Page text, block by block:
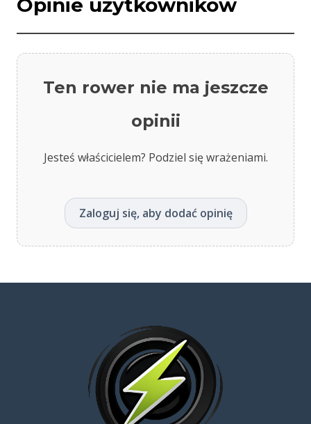
Ten rower nie ma jeszcze
opinii
Jesteś właścicielem? Podziel się wrażeniami.
Zaloguj się, aby dodać opinię